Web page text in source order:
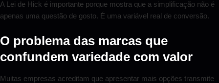
A Lei de Hick é importante porque mostra que a simplificação não é
apenas uma questão de gosto. É uma variável real de conversão.
O problema das marcas que
confundem variedade com valor
Muitas empresas acreditam que apresentar mais opções transmite